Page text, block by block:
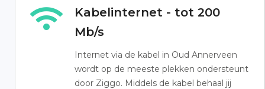
Kabelinternet - tot 200
Mb/s
Internet via de kabel in Oud Annerveen
wordt op de meeste plekken ondersteunt
door Ziggo. Middels de kabel behaal jij